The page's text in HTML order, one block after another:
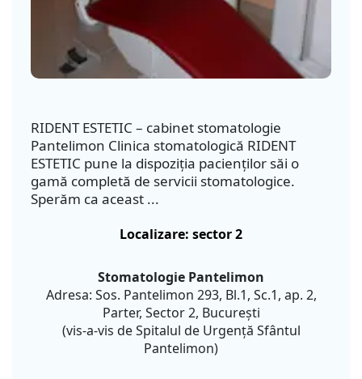
RIDENT ESTETIC – cabinet stomatologie
Pantelimon Clinica stomatologică RIDENT
ESTETIC pune la dispoziţia pacienţilor săi o
gamă completă de servicii stomatologice.
Sperăm ca aceast ...
Localizare: sector 2
Stomatologie Pantelimon
Adresa: Sos. Pantelimon 293, Bl.1, Sc.1, ap. 2,
Parter, Sector 2, Bucureşti
(vis-a-vis de Spitalul de Urgenţă Sfântul
Pantelimon)